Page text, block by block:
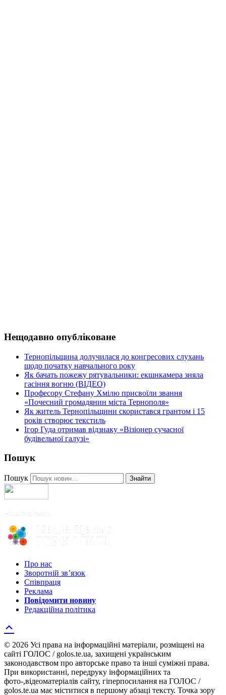
Нещодавно опубліковане
Тернопільщина долучилася до конгресових слухань
щодо початку навчального року
Як бачать пожежу рятувальники: екшнкамера зняла
гасіння вогню (ВІДЕО)
Професору Стефану Хмілю присвоїли звання
«Почесний громадянин міста Тернополя»
Як житель Тернопільщини скористався грантом і 15
років створює текстиль
Ігор Гуда отримав відзнаку «Візіонер сучасної
будівельної галузі»
Пошук
Пошук Знайти
Про нас
Зворотній зв’язок
Співпраця
Реклама
Повідомити новину
Редакційна політика
© 2026 Усі права на інформаційні матеріали, розміщені на
сайті ГОЛОС / golos.te.ua, захищені українським
законодавством про авторське право та інші суміжні права.
При використанні, передруку інформаційних та
фото-,відеоматеріалів сайту, гіперпосилання на ГОЛОС /
golos.te.ua має міститися в першому абзаці тексту. Точка зору